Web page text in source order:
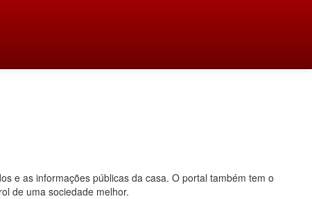
e as informações públicas da casa. O portal também tem o
de uma sociedade melhor.